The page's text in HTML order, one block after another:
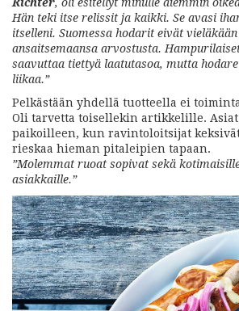
Hän teki itse relissit ja kaikki. Se avasi
itselleni. Suomessa hodarit eivät
ansaitsemaansa arvostusta.
saavuttaa tiettyä laatutasoa, mutta
liikaa.”
Pelkästään yhdellä tuotteella ei
Oli tarvetta toisellekin artikkelille.
paikoilleen, kun ravintoloitsijat
rieskaa hieman pitaleipien tapaan.
”Molemmat ruoat sopivat sekä
asiakkaille.”